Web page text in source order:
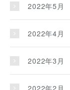
2022年5月
2022年4月
2022年3月
2022年2月